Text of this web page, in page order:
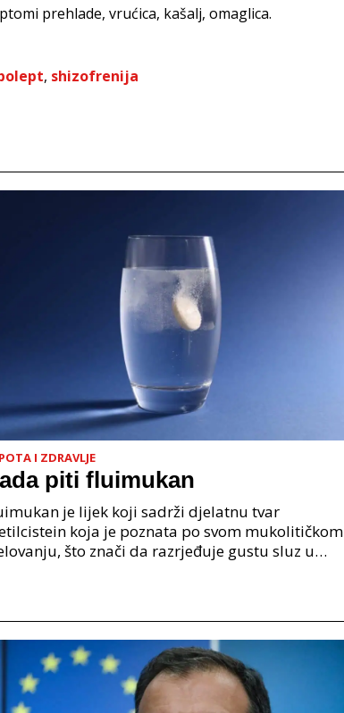
prehlade, vrućica, kašalj, omaglica.
, shizofrenija
I ZDRAVLJE
piti fluimukan
je lijek koji sadrži djelatnu tvar
koja je poznata po svom mukolitičkom
što znači da razrjeđuje gustu sluz u